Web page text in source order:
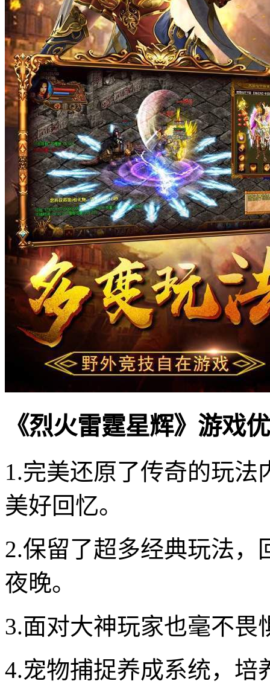
《烈火雷霆星辉》游戏
1.完美还原了传奇的玩
美好回忆。
2.保留了超多经典玩法，
夜晚。
3.面对大神玩家也毫不畏
4.宠物捕捉养成系统，培